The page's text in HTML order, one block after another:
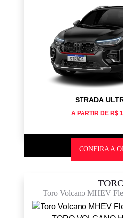
STRADA
A PARTIR DE R$
CONFIRA A
Toro Volcano MHEV